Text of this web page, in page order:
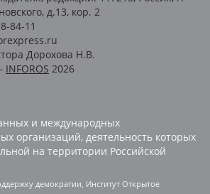
д.13, кор. 2
84-11
Дорохова Н.В.
INFOROS 2026
и международных
организаций, деятельность которых
на территории Российской
демократии, Институт Открытое